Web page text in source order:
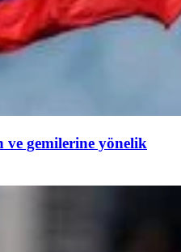
gemilerine yönelik